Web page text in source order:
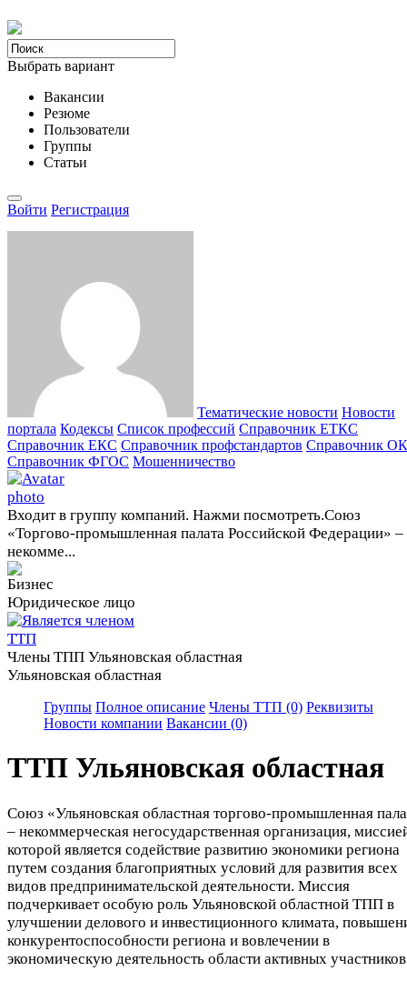
Выбрать вариант
Вакансии
Резюме
Пользователи
Группы
Статьи
Войти Регистрация
Тематические новости Новости
портала Кодексы Cписок профессий Справочник ЕТКС
Справочник ЕКС Справочник профстандартов Справочник
Справочник ФГОС Мошенничество
Входит в группу компаний. Нажми посмотреть.Союз
«Торгово-промышленная палата Российской Федерации» –
некомме...
Юридическое лицо
Члены ТПП Ульяновская областная
Ульяновская областная
Группы Полное описание Члены ТТП (0) Реквизиты
Новости компании Вакансии (0)
ТТП Ульяновская областная
Союз «Ульяновская областная торгово-промышленная
– некоммерческая негосударственная организация,
которой является содействие развитию экономики региона
путем создания благоприятных условий для развития всех
видов предпринимательской деятельности. Миссия
подчеркивает особую роль Ульяновской областной ТПП в
улучшении делового и инвестиционного климата,
конкурентоспособности региона и вовлечении в
экономическую деятельность области активных